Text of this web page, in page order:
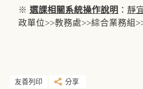
※ 選課相關系統操作說明 ： 靜
政單位>>教務處>>綜合業務組
友善列印 分享